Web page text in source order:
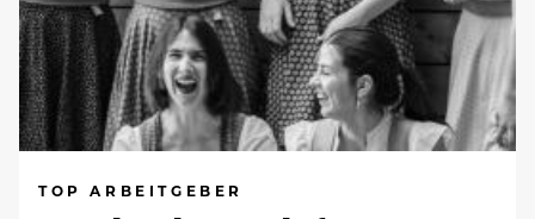
TOP ARBEITGEBER